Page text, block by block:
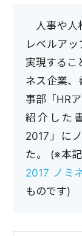
人事や人
レベルア
実現するこ
ネス企業、
事部「HR
紹介した
2017」に
た。 (※本
2017 ノミ
ものです)